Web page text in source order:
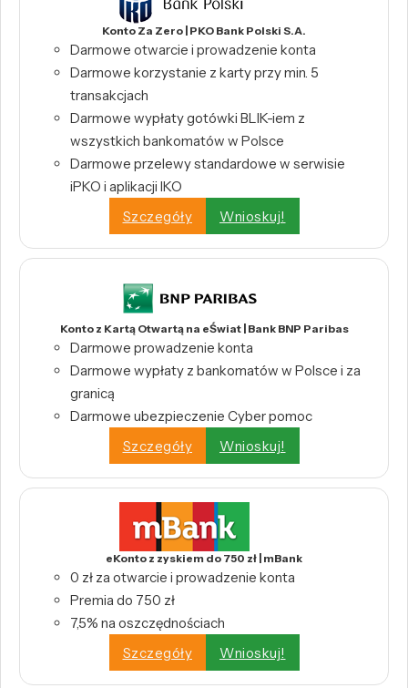
Konto Za Zero | PKO Bank Polski S.A.
Darmowe otwarcie i prowadzenie konta
Darmowe korzystanie z karty przy min. 5
transakcjach
Darmowe wypłaty gotówki BLIK-iem z
wszystkich bankomatów w Polsce
Darmowe przelewy standardowe w serwisie
iPKO i aplikacji IKO
Szczegóły
Wnioskuj!
Konto z Kartą Otwartą na eŚwiat | Bank BNP Paribas
Darmowe prowadzenie konta
Darmowe wypłaty z bankomatów w Polsce i za
granicą
Darmowe ubezpieczenie Cyber pomoc
Szczegóły
Wnioskuj!
eKonto z zyskiem do 750 zł | mBank
0 zł za otwarcie i prowadzenie konta
Premia do 750 zł
7,5% na oszczędnościach
Szczegóły
Wnioskuj!